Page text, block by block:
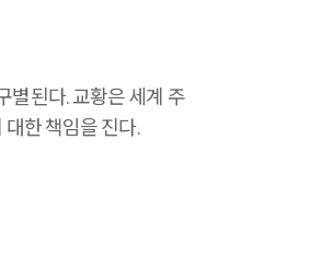
별된다. 교황은 세계 주
한 책임을 진다.